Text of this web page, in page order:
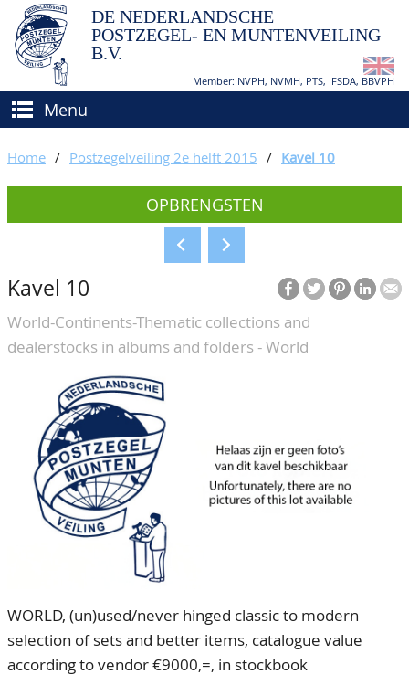
DE NEDERLANDSCHE
POSTZEGEL- EN MUNTENVEILING
B.V.
Member: NVPH, NVMH, PTS, IFSDA, BBVPH
Menu
(VER)KOPEN
Hoe verkopen?
Voorwaarden
BIEDEN
CATALOGI/OPBRENGSTEN
KEURINGSDIENST
OVER ONS
Ons Team
80 jarig bestaan
CONTACT
ACCOUNT
Home / Postzegelveiling 2e helft 2015 / Kavel 10
OPBRENGSTEN
Kavel 10
World-Continents-Thematic collections and
dealerstocks in albums and folders - World
WORLD, (un)used/never hinged classic to modern
selection of sets and better items, catalogue value
according to vendor €9000,=, in stockbook